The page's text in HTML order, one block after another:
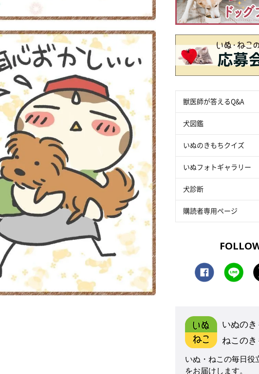
獣医師が答えるQ&A
犬図鑑
いぬのきもちクイズ
いぬフォトギャラリー
犬診断
購読者専用ページ
いぬのき
ねこのき
いぬ・ねこの毎日役
をお届けします。